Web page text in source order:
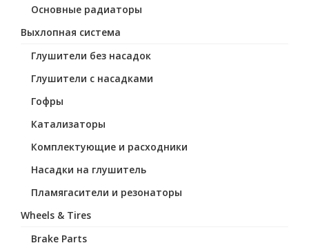
Основные радиаторы
Выхлопная система
Глушители без насадок
Глушители с насадками
Гофры
Катализаторы
Комплектующие и расходники
Насадки на глушитель
Пламягасители и резонаторы
Wheels & Tires
Brake Parts